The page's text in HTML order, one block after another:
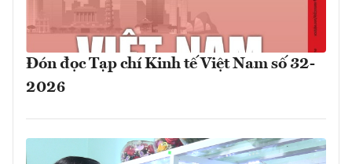
Đón đọc Tạp chí Kinh tế Việt Nam số 32-
2026